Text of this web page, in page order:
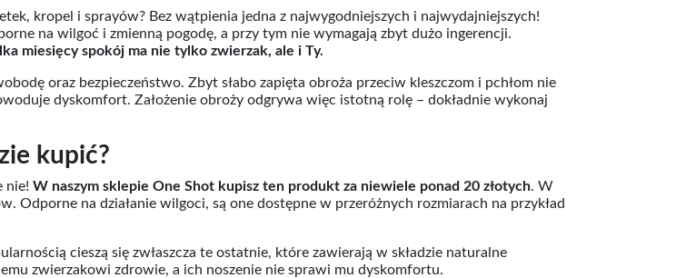
kropel i sprayów? Bez wątpienia jedna z najwygodniejszych i najwydajniejszych!
na wilgoć i zmienną pogodę, a przy tym nie wymagają zbyt dużo ingerencji.
miesięcy spokój ma nie tylko zwierzak, ale i Ty.
oraz bezpieczeństwo. Zbyt słabo zapięta obroża przeciw kleszczom i pchłom nie
dyskomfort. Założenie obroży odgrywa więc istotną rolę – dokładnie wykonaj
kupić?
nie! W naszym sklepie One Shot kupisz ten produkt za niewiele ponad 20 złotych. W
Odporne na działanie wilgoci, są one dostępne w przeróżnych rozmiarach na przykład
cieszą się zwłaszcza te ostatnie, które zawierają w składzie naturalne
zwierzakowi zdrowie, a ich noszenie nie sprawi mu dyskomfortu.